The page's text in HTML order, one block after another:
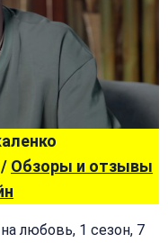
Обзоры и отзывы
любовь, 1 сезон, 7